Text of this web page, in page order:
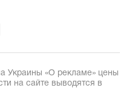
Украины «О рекламе» цены
на сайте выводятся в